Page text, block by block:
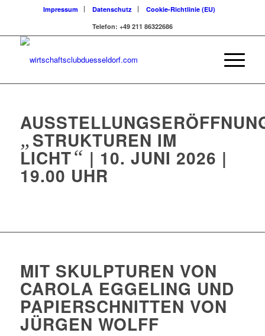
Impressum Datenschutz
Cookie-Richtlinie (EU)
Telefon: +49 211 86322686
„STRUKTUREN IM
LICHT“ | 10. JUNI 2026 |
19.00 UHR
MIT SKULPTUREN VON
CAROLA EGGELING UND
PAPIERSCHNITTEN VON
JÜRGEN WOLFF